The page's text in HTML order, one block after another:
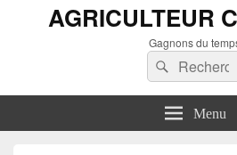
AGRICULTEUR
Gagnons du
Recherche :
Rechercher
Menu